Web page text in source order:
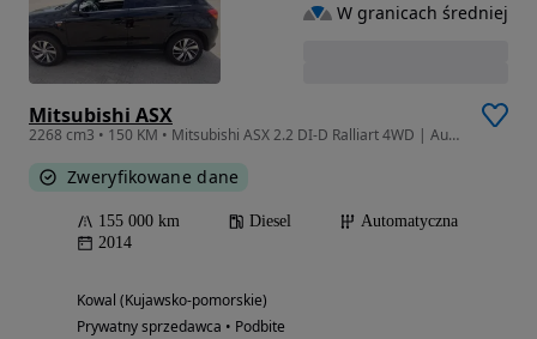
Mitsubishi ASX
2268 cm3 • 150 KM • Mitsubishi ASX 2.2 DI-D Ralliart 4WD | Automat | 2. właściciel
Zweryfikowane dane
155 000 km Diesel
Automatyczna
2014
Kowal (Kujawsko-pomorskie)
Prywatny sprzedawca • Podbite
W granicach średniej